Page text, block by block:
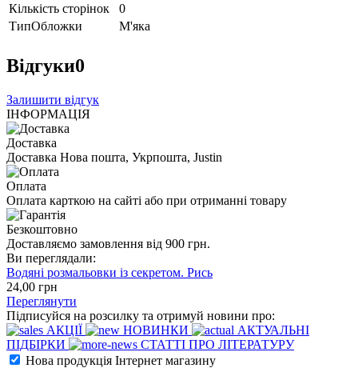
Кількість сторінок
0
ТипОбложки
М'яка
Відгуки0
Залишити відгук
ІНФОРМАЦІЯ
Доставка
Доставка Нова пошта, Укрпошта, Justin
Оплата
Оплата карткою на сайті або при отриманні товару
Безкоштовно
Доставляємо замовлення від 900 грн.
Ви переглядали:
Водяні розмальовки із секретом. Рись
24,00 грн
Переглянути
Підписуйся на розсилку та отримуй новини про:
АКЦІЇ
НОВИНКИ
АКТУАЛЬНІ
ПІДБІРКИ
СТАТТІ ПРО ЛІТЕРАТУРУ
Нова продукція Інтернет магазину